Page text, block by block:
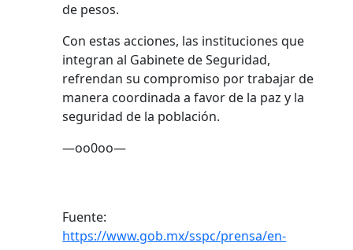
de pesos.
Con estas acciones, las instituciones que
integran al Gabinete de Seguridad,
refrendan su compromiso por trabajar de
manera coordinada a favor de la paz y la
seguridad de la población.
—oo0oo—
Fuente:
https://www.gob.mx/sspc/prensa/en-